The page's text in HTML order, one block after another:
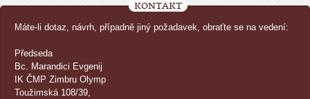
KONTAKT
Máte-li dotaz, návrh, případně jiný požadavek, obraťte se na vedení:
Předseda
Bc. Marandici Evgenij
IK ČMP Zimbru Olymp
Toužimská 108/39,